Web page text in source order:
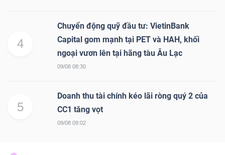
4
Chuyển động quỹ đầu tư: VietinBank
Capital gom mạnh tại PET và HAH, khối
ngoại vươn lên tại hãng tàu Âu Lạc
09/08 08:30
5
Doanh thu tài chính kéo lãi ròng quý 2 của
CC1 tăng vọt
09/08 09:02